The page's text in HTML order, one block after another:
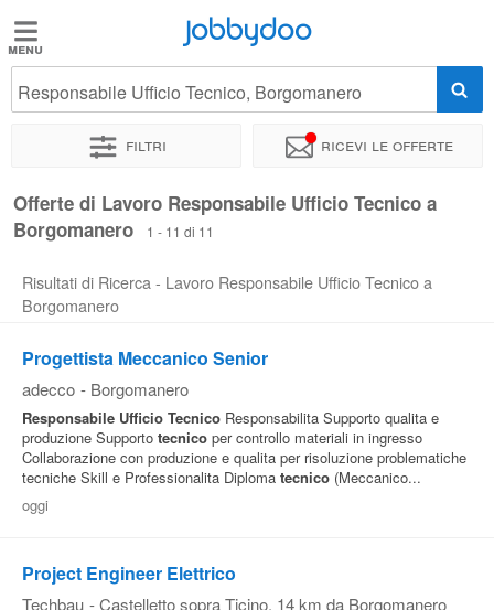
Jobbydoo
Offerte
Stipendi
Elenco
Blog
Jobbydoo
Responsabile Ufficio Tecnico, Borgomanero
Filtri Ricevi le offerte
Offerte di Lavoro Responsabile Ufficio Tecnico a
Borgomanero
1 - 11 di 11
Risultati di Ricerca - Lavoro Responsabile Ufficio Tecnico a
Borgomanero
Progettista Meccanico Senior
adecco - Borgomanero
Responsabile Ufficio Tecnico Responsabilita Supporto qualita e
produzione Supporto tecnico per controllo materiali in ingresso
Collaborazione con produzione e qualita per risoluzione problematiche
tecniche Skill e Professionalita Diploma tecnico (Meccanico...
oggi
Project Engineer Elettrico
Techbau - Castelletto sopra Ticino, 14 km da Borgomanero